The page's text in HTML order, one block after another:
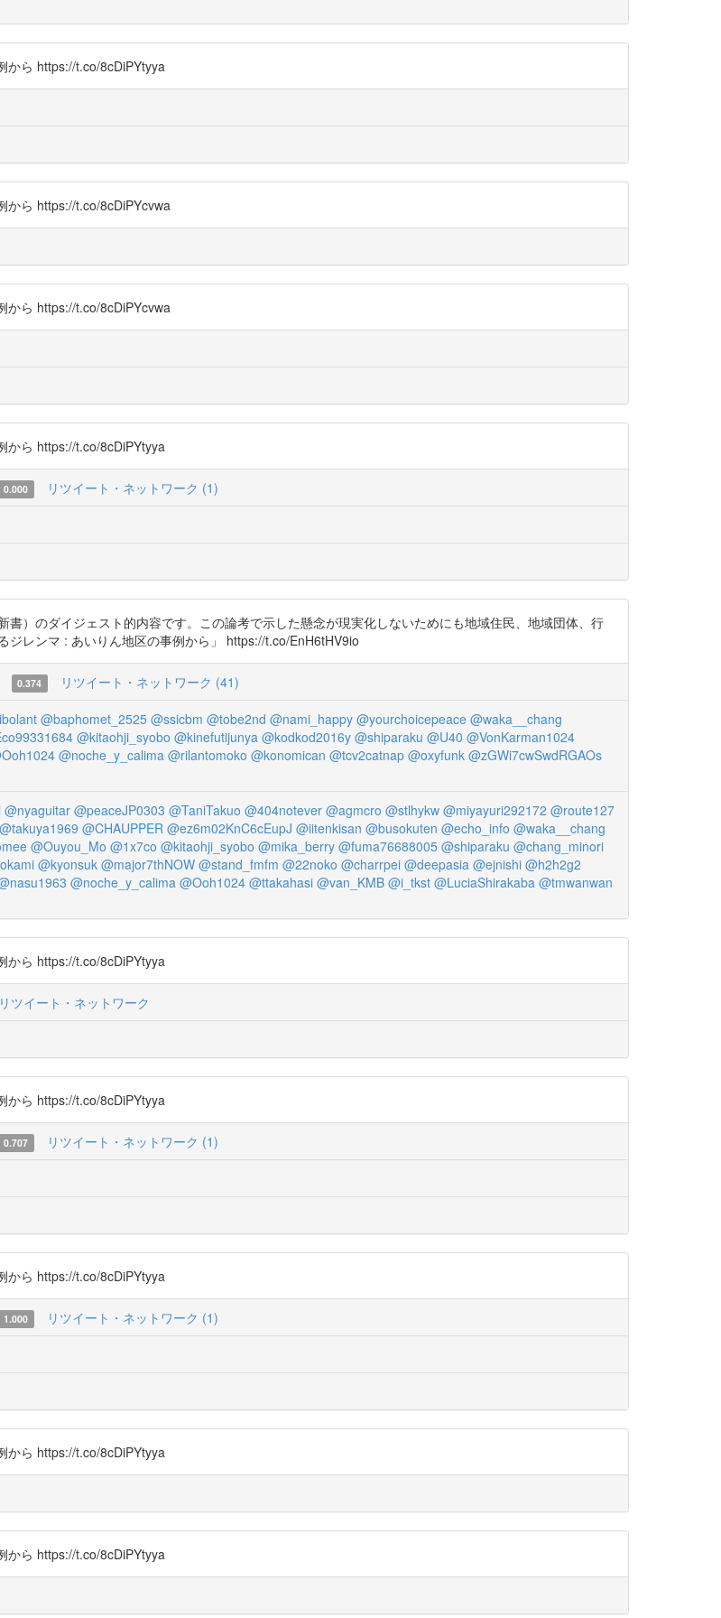
から https://t.co/8cDiPYtyya
から https://t.co/8cDiPYcvwa
から https://t.co/8cDiPYcvwa
から https://t.co/8cDiPYtyya
0.000 リツイート・ネットワーク (1)
）のダイジェスト的内容です。この論考で示した懸念が現実化しないためにも地域住民、地域団体、行
レンマ : あいりん地区の事例から」 https://t.co/EnH6tHV9io
0.374 リツイート・ネットワーク (41)
@baphomet_2525 @ssicbm @tobe2nd @nami_happy @yourchoicepeace @waka__chang
@kitaohji_syobo @kinefutijunya @kodkod2016y @shiparaku @U40 @VonKarman1024
@noche_y_calima @rilantomoko @konomican @tcv2catnap @oxyfunk @zGWi7cwSwdRGAOs
@nyaguitar @peaceJP0303 @TaniTakuo @404notever @agmcro @stlhykw @miyayuri292172 @route127
@takuya1969 @CHAUPPER @ez6m02KnC6cEupJ @iitenkisan @busokuten @echo_info @waka__chang
@Ouyou_Mo @1x7co @kitaohji_syobo @mika_berry @fuma76688005 @shiparaku @chang_minori
@kyonsuk @major7thNOW @stand_fmfm @22noko @charrpei @deepasia @ejnishi @h2h2g2
@noche_y_calima @Ooh1024 @ttakahasi @van_KMB @i_tkst @LuciaShirakaba @tmwanwan
から https://t.co/8cDiPYtyya
リツイート・ネットワーク
から https://t.co/8cDiPYtyya
0.707 リツイート・ネットワーク (1)
から https://t.co/8cDiPYtyya
1.000 リツイート・ネットワーク (1)
から https://t.co/8cDiPYtyya
から https://t.co/8cDiPYtyya